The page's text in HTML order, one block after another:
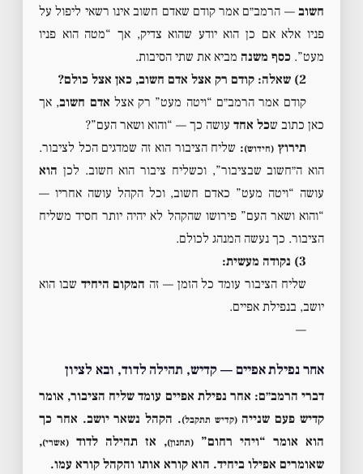
חשוב — הרמב״ם אמר קודם שאדם חשוב אינו רשאי ליפול על
פניו אלא אם כן הוא יודע שהוא צדיק, אך “מטה הוא פניו
מעט”. כסף משנה מביא את שתי הסיבות.
2) שאלה: קודם רק אצל אדם חשוב, כאן אצל כולם?
קודם אמר הרמב״ם “ויטה מעט” רק אצל אדם חשוב, אך
כאן כתוב שכל אחד עושה כך — “והוא ושאר העם”?
תירוץ(חידוש): שליח הציבור הוא זה שמדגים הכל לציבור.
הוא ה״חשוב שבציבור”, וכשליח ציבור הוא חשוב. לכן הוא
עושה “ויטה מעט” כאדם חשוב, וכל הקהל עושה אחריו —
“והוא ושאר העם” פירושו שהקהל לא יהיה יותר חסיד משליח
הציבור. כך נעשה המנהג לכולם.
3) נקודה מעשית:
שליח הציבור עומד כל הזמן — זה המקום היחיד שבו הוא
יושב, בנפילת אפיים.
—
אחר נפילת אפיים — קדיש, תהילה לדוד, ובא לציון
דברי הרמב״ם: אחר נפילת אפיים עומד שליח הציבור, אומר
קדיש פעם שנייה(קדיש תתקבל). הקהל נשאר יושב. אחר כך
הוא אומר “ויהי רחום”
(תחנון), אז תהילה לדוד (אשרי),
שאומרים אפילו ביחיד. הוא קורא אותו והקהל קורא עמו.